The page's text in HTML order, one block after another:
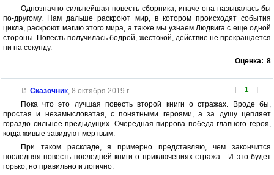
Однозначно сильнейшая повесть сборника, иначе она называлась бы
по-другому. Нам дальше раскроют мир, в котором происходят события
цикла, раскроют магию этого мира, а также мы узнаем Людвига с еще одной
стороны. Повесть получилась бодрой, жестокой, действие не прекращается
ни на секунду.
Оценка: 8
[ 1 ]
Сказочник, 8 октября 2019 г.
Пока что это лучшая повесть второй книги о стражах. Вроде бы,
простая и незамысловатая, с понятными героями, а за душу цепляет
гораздо сильнее предыдущих. Очередная пиррова победа главного героя,
когда живые завидуют мертвым.
При таком раскладе, я примерно представляю, чем закончится
последняя повесть последней книги о приключениях стража... И это будет
горько, но правильно и логично.